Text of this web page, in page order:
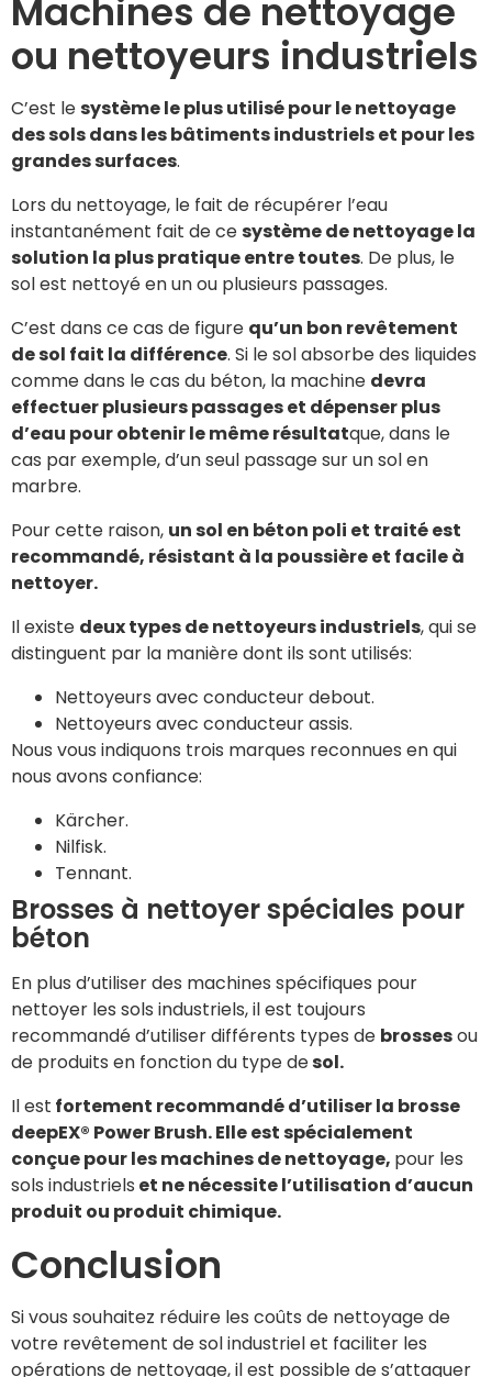
Machines de nettoyage
ou nettoyeurs industriels
C’est lesystème le plus utilisé pour le nettoyage
des sols dans les bâtiments industriels et pour les
grandes surfaces.
Lors du nettoyage, le fait de récupérer l’eau
instantanément fait de cesystème de nettoyage la
solution la plus pratique entre toutes. De plus, le
sol est nettoyé en un ou plusieurs passages.
C’est dans ce cas de figure qu’un bon revêtement
de sol fait la différence. Si le sol absorbe des liquides
comme dans le cas du béton, la machine devra
effectuer plusieurs passages et dépenser plus
d’eau pour obtenir le même résultatque, dans le
cas par exemple, d’un seul passage sur un sol en
marbre.
Pour cette raison, un sol en béton poli et traité est
recommandé, résistant à la poussière et facile à
nettoyer.
Il existe deux types de nettoyeurs industriels, qui se
distinguent par la manière dont ils sont utilisés:
Nettoyeurs avec conducteur debout.
Nettoyeurs avec conducteur assis.
Nous vous indiquons trois marques reconnues en qui
nous avons confiance:
Kärcher.
Nilfisk.
Tennant.
Brosses à nettoyer spéciales pour
béton
En plus d’utiliser des machines spécifiques pour
nettoyer les sols industriels, il est toujours
recommandé d’utiliser différents types de brossesou
de produits en fonction du type desol.
Il est fortement recommandé d’utiliser la brosse
deepEX® Power Brush. Elle est spécialement
conçue pour les machines de nettoyage, pour les
sols industriels et ne nécessite l’utilisation d’aucun
produit ou produit chimique.
Conclusion
Si vous souhaitez réduire les coûts de nettoyage de
votre revêtement de sol industriel et faciliter les
opérations de nettoyage, il est possible de s’attaquer